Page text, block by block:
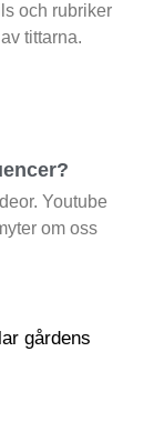
och rubriker
tittarna.
Youtube
om oss